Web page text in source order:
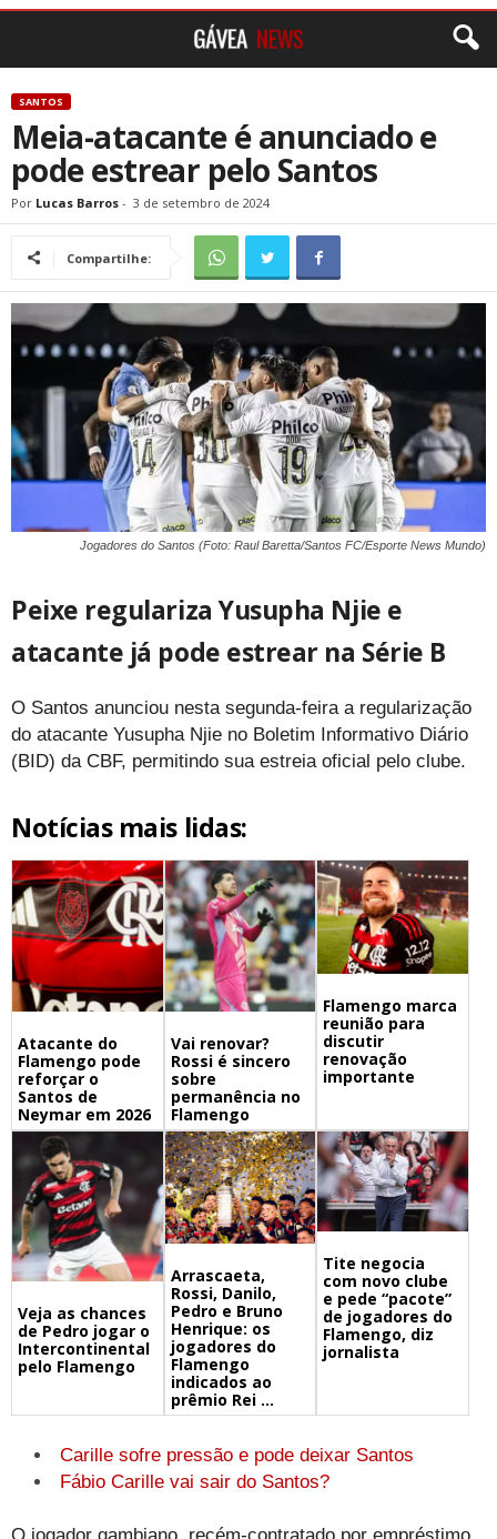
SANTOS
Meia-atacante é anunciado e
pode estrear pelo Santos
Por Lucas Barros - 3 de setembro de 2024
Compartilhe:
Jogadores do Santos (Foto: Raul Baretta/Santos FC/Esporte News Mundo)
Peixe regulariza Yusupha Njie e
atacante já pode estrear na Série B
O Santos anunciou nesta segunda-feira a regularização
do atacante Yusupha Njie no Boletim Informativo Diário
(BID) da CBF, permitindo sua estreia oficial pelo clube.
Notícias mais lidas:
Atacante do
Flamengo pode
reforçar o
Santos de
Neymar em 2026
Vai renovar?
Rossi é sincero
sobre
permanência no
Flamengo
Flamengo marca
reunião para
discutir
renovação
importante
Veja as chances
de Pedro jogar o
Intercontinental
pelo Flamengo
Arrascaeta,
Rossi, Danilo,
Pedro e Bruno
Henrique: os
jogadores do
Flamengo
indicados ao
prêmio Rei ...
Tite negocia
com novo clube
e pede “pacote”
de jogadores do
Flamengo, diz
jornalista
Carille sofre pressão e pode deixar Santos
Fábio Carille vai sair do Santos?